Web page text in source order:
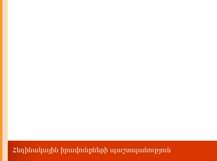
Հեղինակային իրավունքների պաշտպանություն